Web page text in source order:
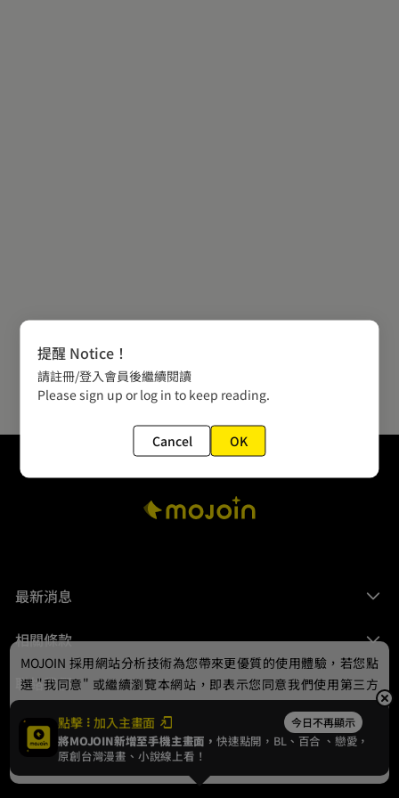
最新消息
相關條款
聯絡我們
© 2024 gamania Digital Entertainment Co., Ltd.
點擊 加入主畫面 今日不再顯示
將MOJOIN新增至手機主畫面，快速點開，BL、 百合 、戀愛，
原創台灣漫畫、小說線上看！
MOJOIN 採用網站分析技術為您帶來更優質的使用體驗，若您點
選 "我同意" 或繼續瀏覽本網站，即表示您同意我們使用第三方
Cookie，欲瞭解更多資訊請見隱私權政策。
我同意
提醒 Notice！
請註冊/登入會員後繼續閱讀
Please sign up or log in to keep reading.
Cancel OK